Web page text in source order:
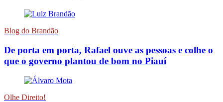
Blog do Brandão
De porta em porta, Rafael ouve as pessoas e colhe o
que o governo plantou de bom no Piauí
Olhe Direito!